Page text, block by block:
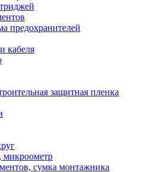
предохранителей
кабеля
защитная пленка
микроометр
сумка монтажника